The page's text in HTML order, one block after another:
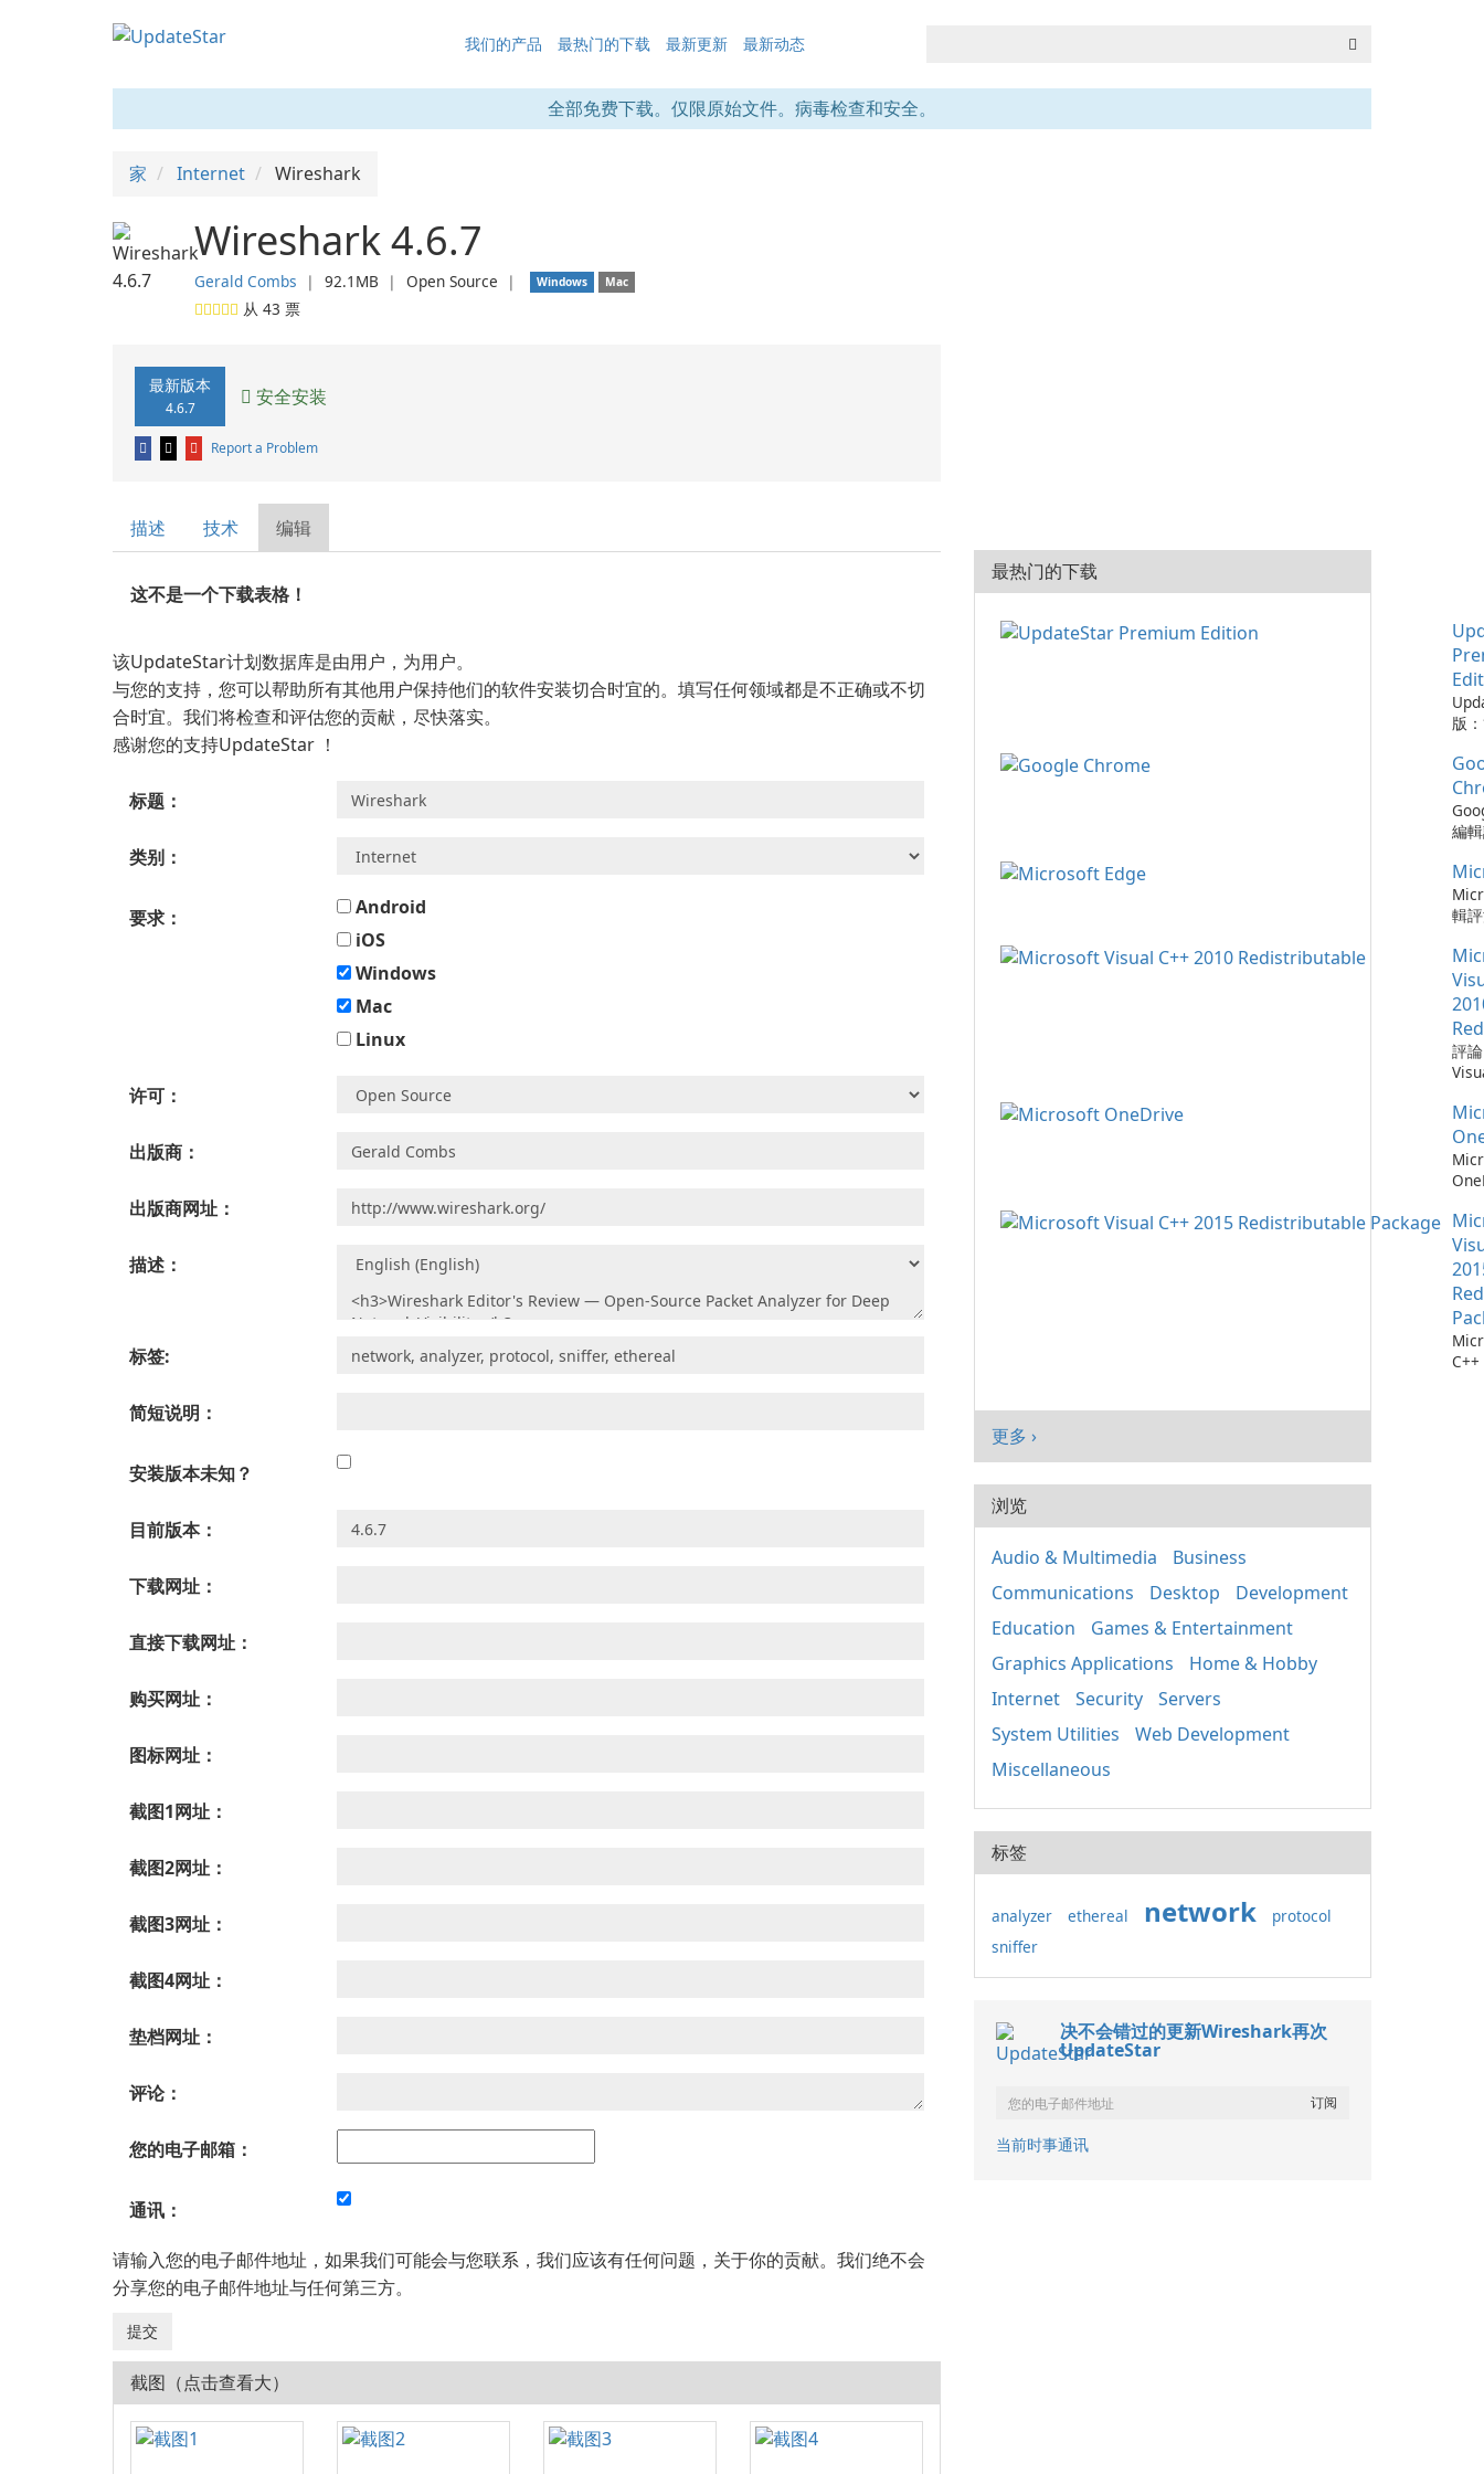
我们的产品 最热门的下载 最新更新 最新动态
全部免费下载。仅限原始文件。病毒检查和安全。
家 Internet Wireshark
Wireshark 4.6.7
Gerald Combs ❘ 92.1MB ❘ Open Source ❘ Windows Mac
从 43 票
最新版本
4.6.7 安全安装
Report a Problem
描述 技术 编辑
这不是一个下载表格！
该UpdateStar计划数据库是由用户，为用户。
与您的支持，您可以帮助所有其他用户保持他们的软件安装切合时宜的。填写任何领域都是不正确或不切
合时宜。我们将检查和评估您的贡献，尽快落实。
感谢您的支持UpdateStar ！
标题：
类别：
要求：
Android
iOS
Windows
Mac
Linux
许可：
出版商：
出版商网址：
描述：
标签:
简短说明：
安装版本未知？
目前版本：
下载网址：
直接下载网址：
购买网址：
图标网址：
截图1网址：
截图2网址：
截图3网址：
截图4网址：
垫档网址：
评论：
您的电子邮箱：
通讯：
请输入您的电子邮件地址，如果我们可能会与您联系，我们应该有任何问题，关于你的贡献。我们绝不会
分享您的电子邮件地址与任何第三方。
截图（点击查看大）
最热门的下载
版
版
工
的
保
可
時
您
容
需
仔
自
會
腦
序
點
它
找
最
擁
編
瀏
速
更
務
旨
高
提
入
現
與
面
及
績
輯
瀏
器
全
深
統
加
能
制
目
創
戶
結
現
效
評
by
發
式
程
件
的
365
流
存
成
務
365
及
更多 ›
浏览
Audio & Multimedia
Business
Communications
Desktop
Development
Education
Games & Entertainment
Graphics Applications
Home & Hobby
Internet
Security
Servers
System Utilities
Web Development
Miscellaneous
标签
analyzer ethereal network
protocol
sniffer
决不会错过的更新Wireshark再次
UpdateStar
当前时事通讯